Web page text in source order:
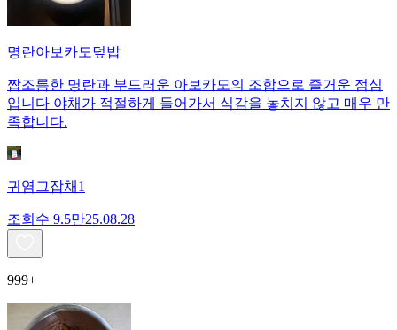
명란아보카도덮밥
짭조름한 명란과 부드러운 아보카도의 조합으로 즐거운 점심
입니다 야채가 적절하게 들어가서 식감을 놓치지 않고 매우 만
족합니다.
귀염그잡채1
조회수 9.5만25.08.28
999+